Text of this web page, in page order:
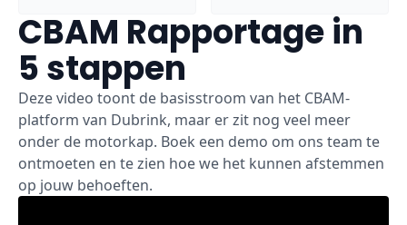
CBAM Rapportage in
5 stappen
Deze video toont de basisstroom van het CBAM-
platform van Dubrink, maar er zit nog veel meer
onder de motorkap. Boek een demo om ons team te
ontmoeten en te zien hoe we het kunnen afstemmen
op jouw behoeften.